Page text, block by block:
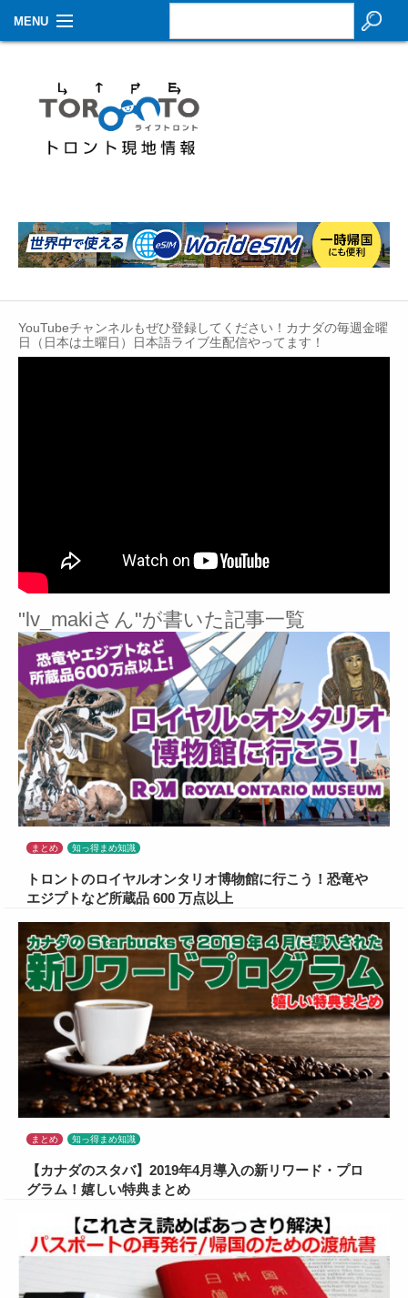
MENU
生活情報
その他
イベントカレンダー
About Us
YouTubeチャンネルもぜひ登録してください！カナダの毎週金曜
日（日本は土曜日）日本語ライブ生配信やってます！
"lv_makiさん"が書いた記事一覧
まとめ 知っ得まめ知識
トロントのロイヤルオンタリオ博物館に行こう！恐竜や
エジプトなど所蔵品 600 万点以上
まとめ 知っ得まめ知識
【カナダのスタバ】2019年4月導入の新リワード・プロ
グラム！嬉しい特典まとめ